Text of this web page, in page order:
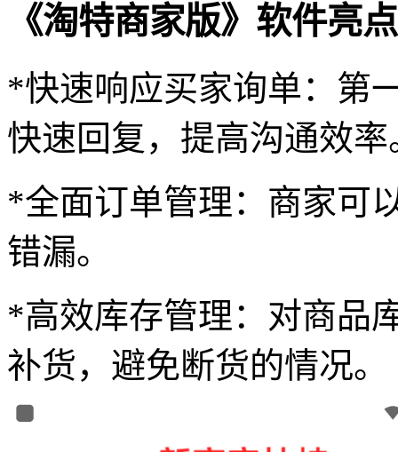
《淘特商家版》软件亮
*快速响应买家询单：第
快速回复，提高沟通效率
*全面订单管理：商家可
错漏。
*高效库存管理：对商品
补货，避免断货的情况。